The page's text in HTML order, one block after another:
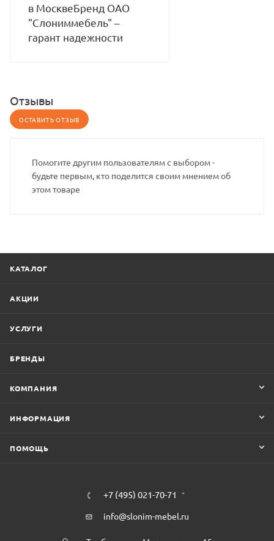
в МосквеБренд ОАО
"Слониммебель" –
гарант надежности
Отзывы
ОСТАВИТЬ ОТЗЫВ
Помогите другим пользователям с выбором -
будьте первым, кто поделится своим мнением об
этом товаре
КАТАЛОГ
АКЦИИ
УСЛУГИ
БРЕНДЫ
КОМПАНИЯ
ИНФОРМАЦИЯ
ПОМОЩЬ
+7 (495) 021-70-71
info@slonim-mebel.ru